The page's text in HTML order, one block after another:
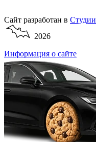
Сайт разработан в Студии
2026
Информация о сайте